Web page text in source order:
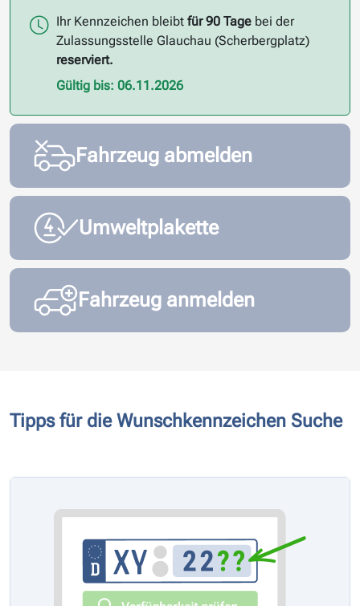
Ihr Kennzeichen bleibtfür 90 Tage bei der
Zulassungsstelle Glauchau (Scherbergplatz)
reserviert.
Gültig bis: 06.11.2026
Fahrzeug abmelden
Umweltplakette
Fahrzeug anmelden
Tipps für die Wunschkennzeichen Suche